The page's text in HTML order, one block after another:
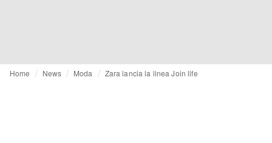
Home News Moda Zara lancia la linea Join life